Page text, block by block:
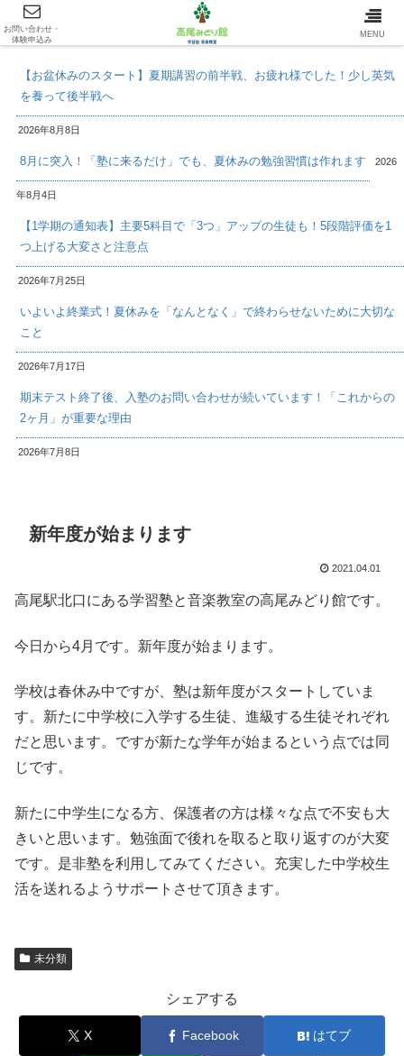
最新情報/INFOMATION
【お盆休みのスタート】夏期講習の前半戦、お疲れ様でした！少し英気
を養って後半戦へ
2026年8月8日
8月に突入！「塾に来るだけ」でも、夏休みの勉強習慣は作れます 2026
年8月4日
【1学期の通知表】主要5科目で「3つ」アップの生徒も！5段階評価を1
つ上げる大変さと注意点
2026年7月25日
いよいよ終業式！夏休みを「なんとなく」で終わらせないために大切な
こと
2026年7月17日
期末テスト終了後、入塾のお問い合わせが続いています！「これからの
2ヶ月」が重要な理由
2026年7月8日
新年度が始まります
2021.04.01
高尾駅北口にある学習塾と音楽教室の高尾みどり館です。
今日から4月です。新年度が始まります。
学校は春休み中ですが、塾は新年度がスタートしていま
す。新たに中学校に入学する生徒、進級する生徒それぞれ
だと思います。ですが新たな学年が始まるという点では同
じです。
新たに中学生になる方、保護者の方は様々な点で不安も大
きいと思います。勉強面で後れを取ると取り返すのが大変
です。是非塾を利用してみてください。充実した中学校生
活を送れるようサポートさせて頂きます。
未分類
シェアする
X Facebook はてブ
お問い合わせ・
体験申込み
MENU